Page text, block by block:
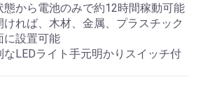
態から電池のみで約12時間稼動可能
ければ、木材、金属、プラスチック
に設置可能
なLEDライト手元明かりスイッチ付